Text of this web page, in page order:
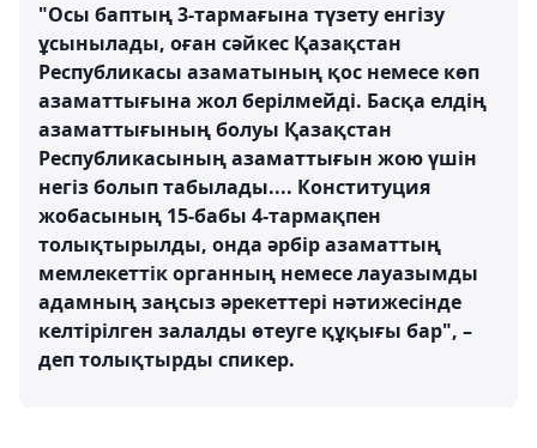
"Осы баптың 3-тармағына түзету енгізу
ұсынылады, оған сәйкес Қазақстан
Республикасы азаматының қос немесе көп
азаматтығына жол берілмейді. Басқа елдің
азаматтығының болуы Қазақстан
Республикасының азаматтығын жою үшін
негіз болып табылады.... Конституция
жобасының 15-бабы 4-тармақпен
толықтырылды, онда әрбір азаматтың
мемлекеттік органның немесе лауазымды
адамның заңсыз әрекеттері нәтижесінде
келтірілген залалды өтеуге құқығы бар", –
деп толықтырды спикер.